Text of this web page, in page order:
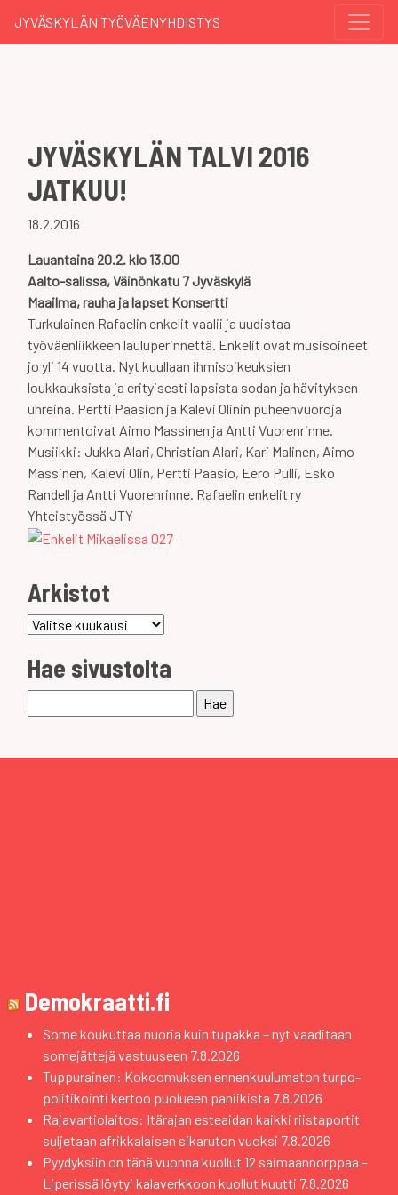
JYVÄSKYLÄN TYÖVÄENYHDISTYS
JYVÄSKYLÄN TALVI 2016
JATKUU!
18.2.2016
Lauantaina 20.2. klo 13.00
Aalto-salissa, Väinönkatu 7 Jyväskylä
Maailma, rauha ja lapset Konsertti
Turkulainen Rafaelin enkelit vaalii ja uudistaa
työväenliikkeen lauluperinnettä. Enkelit ovat musisoineet
jo yli 14 vuotta. Nyt kuullaan ihmisoikeuksien
loukkauksista ja erityisesti lapsista sodan ja hävityksen
uhreina. Pertti Paasion ja Kalevi Olinin puheenvuoroja
kommentoivat Aimo Massinen ja Antti Vuorenrinne.
Musiikki: Jukka Alari, Christian Alari, Kari Malinen, Aimo
Massinen, Kalevi Olin, Pertti Paasio, Eero Pulli, Esko
Randell ja Antti Vuorenrinne. Rafaelin enkelit ry
Yhteistyössä JTY
Arkistot
Arkistot
Hae sivustolta
Demokraatti.fi
Some koukuttaa nuoria kuin tupakka – nyt vaaditaan
somejättejä vastuuseen 7.8.2026
Tuppurainen: Kokoomuksen ennenkuulumaton turpo-
politikointi kertoo puolueen paniikista 7.8.2026
Rajavartiolaitos: Itärajan esteaidan kaikki riistaportit
suljetaan afrikkalaisen sikaruton vuoksi 7.8.2026
Pyydyksiin on tänä vuonna kuollut 12 saimaannorppaa –
Liperissä löytyi kalaverkkoon kuollut kuutti 7.8.2026